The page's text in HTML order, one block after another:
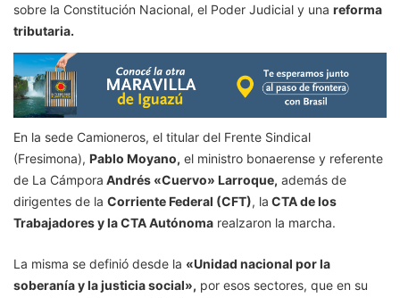
sobre la Constitución Nacional, el Poder Judicial y una reforma
tributaria.
En la sede Camioneros, el titular del Frente Sindical
(Fresimona), Pablo Moyano, el ministro bonaerense y referente
de La Cámpora Andrés «Cuervo» Larroque, además de
dirigentes de la Corriente Federal (CFT), la CTA de los
Trabajadores y la CTA Autónoma realzaron la marcha.
La misma se definió desde la «Unidad nacional por la
soberanía y la justicia social», por esos sectores, que en su